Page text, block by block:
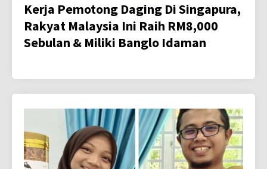
Kerja Pemotong Daging Di Singapura,
Rakyat Malaysia Ini Raih RM8,000
Sebulan & Miliki Banglo Idaman